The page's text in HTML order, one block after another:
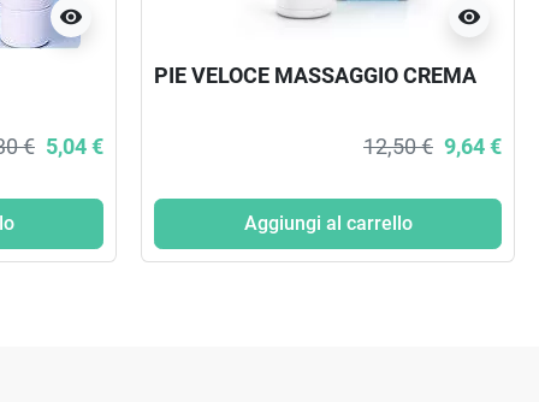
visibility
€ 5,04 €
visibility
PIE VELOCE MASSAGGIO CREMA
12,50 € 9,64 €
Aggiungi al carrello